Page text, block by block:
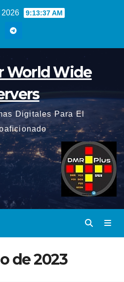
2026 9:13:38 AM
World Wide
Digitales Para El
de 2023